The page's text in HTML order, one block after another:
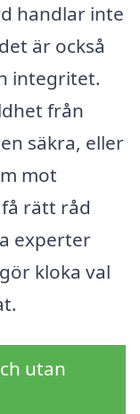
handlar inte
är också
integritet.
från
säkra, eller
mot
rätt råd
experter
kloka val
utan